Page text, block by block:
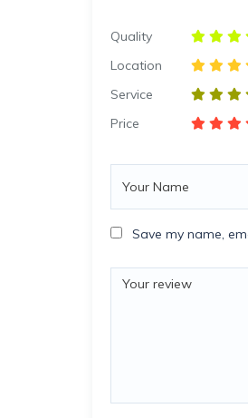
Quality
Location
Service
Price
Save my name,